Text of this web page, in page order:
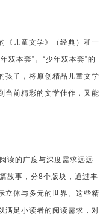
《儿童文学》（经典）和一
双本套”。“少年双本套”的
孩子，将原创精品儿童文学
当前精彩的文学佳作，又能
读的广度与深度需求远远
故事，分8个版块，通过丰
立体与多元的世界。这些精
满足小读者的阅读需求，对